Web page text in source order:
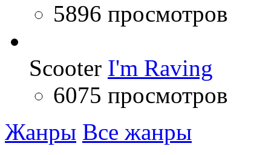
5896 просмотров
Scooter I'm Raving
6075 просмотров
Жанры Все жанры